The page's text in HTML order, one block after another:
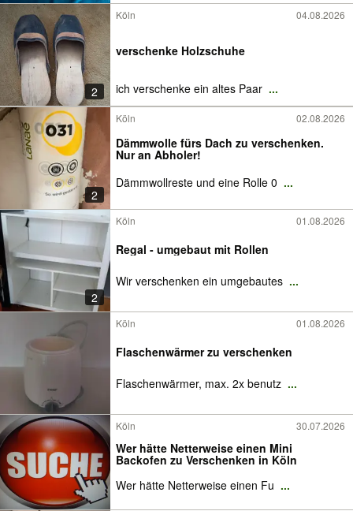
2
Köln 04.08.2026
verschenke Holzschuhe
ich verschenke ein altes Paar ...
2
Köln 02.08.2026
Dämmwolle fürs Dach zu verschenken.
Nur an Abholer!
Dämmwollreste und eine Rolle 0 ...
2
Köln 01.08.2026
Regal - umgebaut mit Rollen
Wir verschenken ein umgebautes ...
Köln 01.08.2026
Flaschenwärmer zu verschenken
Flaschenwärmer, max. 2x benutz ...
Köln 30.07.2026
Wer hätte Netterweise einen Mini
Backofen zu Verschenken in Köln
Wer hätte Netterweise einen Fu ...